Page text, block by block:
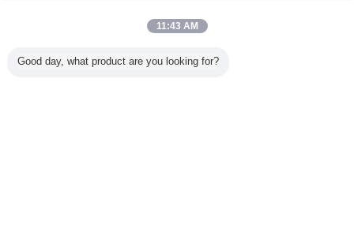
Todos os Produtos
11:43 AM
Good day, what product are you looking for?